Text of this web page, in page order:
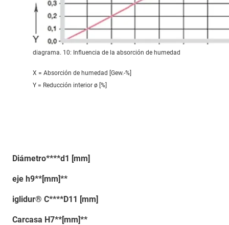
diagrama. 10: Influencia de la absorción de humedad
X = Absorción de humedad [Gew.-%]
Y = Reducción interior ø [%]
Diámetro****d1 [mm]
eje h9**[mm]**
iglidur® C****D11 [mm]
Carcasa H7**[mm]**